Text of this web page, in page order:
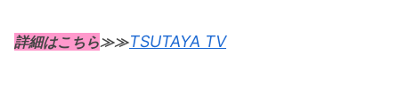
詳細はこちら≫≫TSUTAYA TV